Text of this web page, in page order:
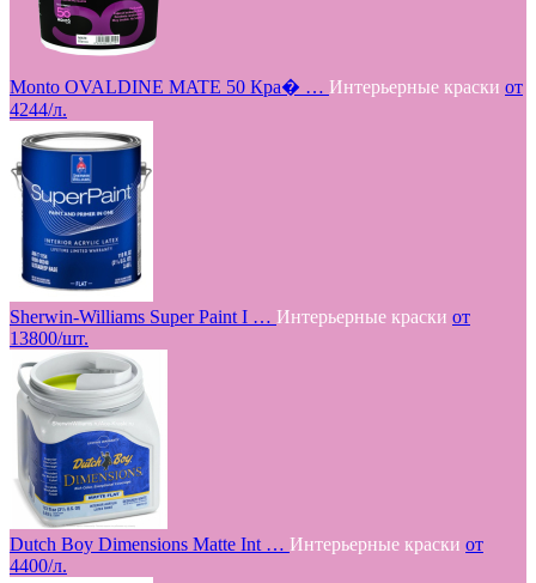
Monto OVALDINE MATE 50 Кра� … Интерьерные краски от
4244/л.
Sherwin-Williams Super Paint I … Интерьерные краски от
13800/шт.
Dutch Boy Dimensions Matte Int … Интерьерные краски от
4400/л.